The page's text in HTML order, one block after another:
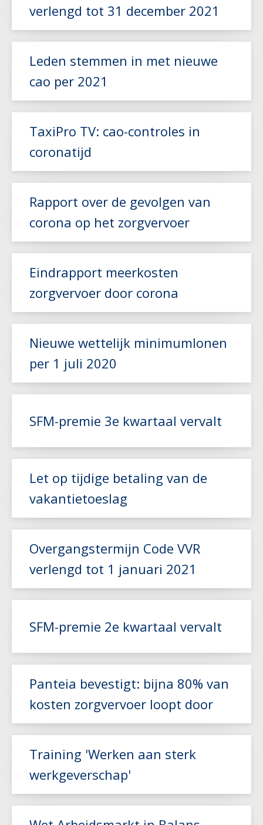
Lees meer
verlengd tot 31 december 2021
Leden stemmen in met nieuwe
cao per 2021
Lees meer
TaxiPro TV: cao-controles in
coronatijd
Rapport over de gevolgen van
corona op het zorgvervoer
Lees meer
Eindrapport meerkosten
zorgvervoer door corona
Lees meer
Nieuwe wettelijk minimumlonen
per 1 juli 2020
Lees meer
SFM-premie 3e kwartaal vervalt
Let op tijdige betaling van de
vakantietoeslag
Lees meer
Overgangstermijn Code VVR
verlengd tot 1 januari 2021
Lees meer
SFM-premie 2e kwartaal vervalt
Panteia bevestigt: bijna 80% van
kosten zorgvervoer loopt door
Training 'Werken aan sterk
werkgeverschap'